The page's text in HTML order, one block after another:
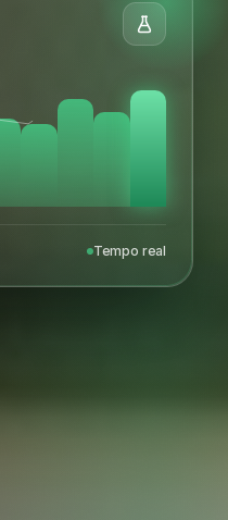
Tempo real